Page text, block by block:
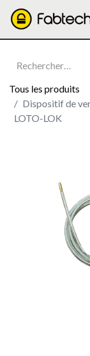
Tous les produits
Dispositif de
LOTO-LOK